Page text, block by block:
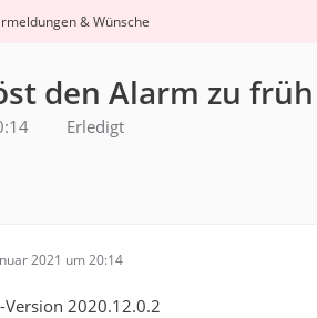
& Wünsche
den Alarm zu
Erledigt
2021 um 20:14
Version 2020.12.0.2